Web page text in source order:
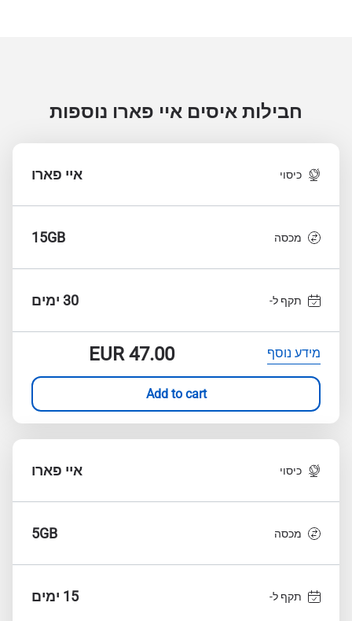
חבילות איסים איי פארו נוספות
כיסוי איי פארו
מכסה 15GB
תקף ל- 30 ימים
מידע נוסף EUR47.00
Add to cart
כיסוי איי פארו
מכסה 5GB
תקף ל- 15 ימים